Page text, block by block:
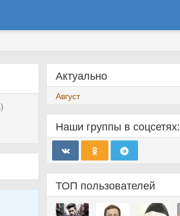
Актуально
Август
Наши группы в соцсетях:
ТОП пользователей